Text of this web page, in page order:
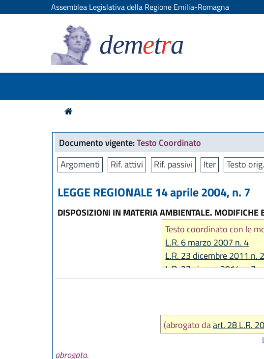
Assemblea Legislativa della Regione Emilia-Romagna
demetra
Documento vigente:Testo Coordinato
Argomenti
Rif. attivi Rif. passivi Iter Testo orig.
LEGGE REGIONALE 14 aprile 2004, n. 7
DISPOSIZIONI IN MATERIA AMBIENTALE. MODIFICHE
Testo coordinato con le
L.R. 6 marzo 2007 n. 4
L.R. 23 dicembre 2011 n.
L.R. 27 giugno 2014 n. 7
L.R. 18 luglio 2017, n. 16
LR. 20 maggio 2021, n. 4
(abrogato daart. 28 L.R.
abrogato.